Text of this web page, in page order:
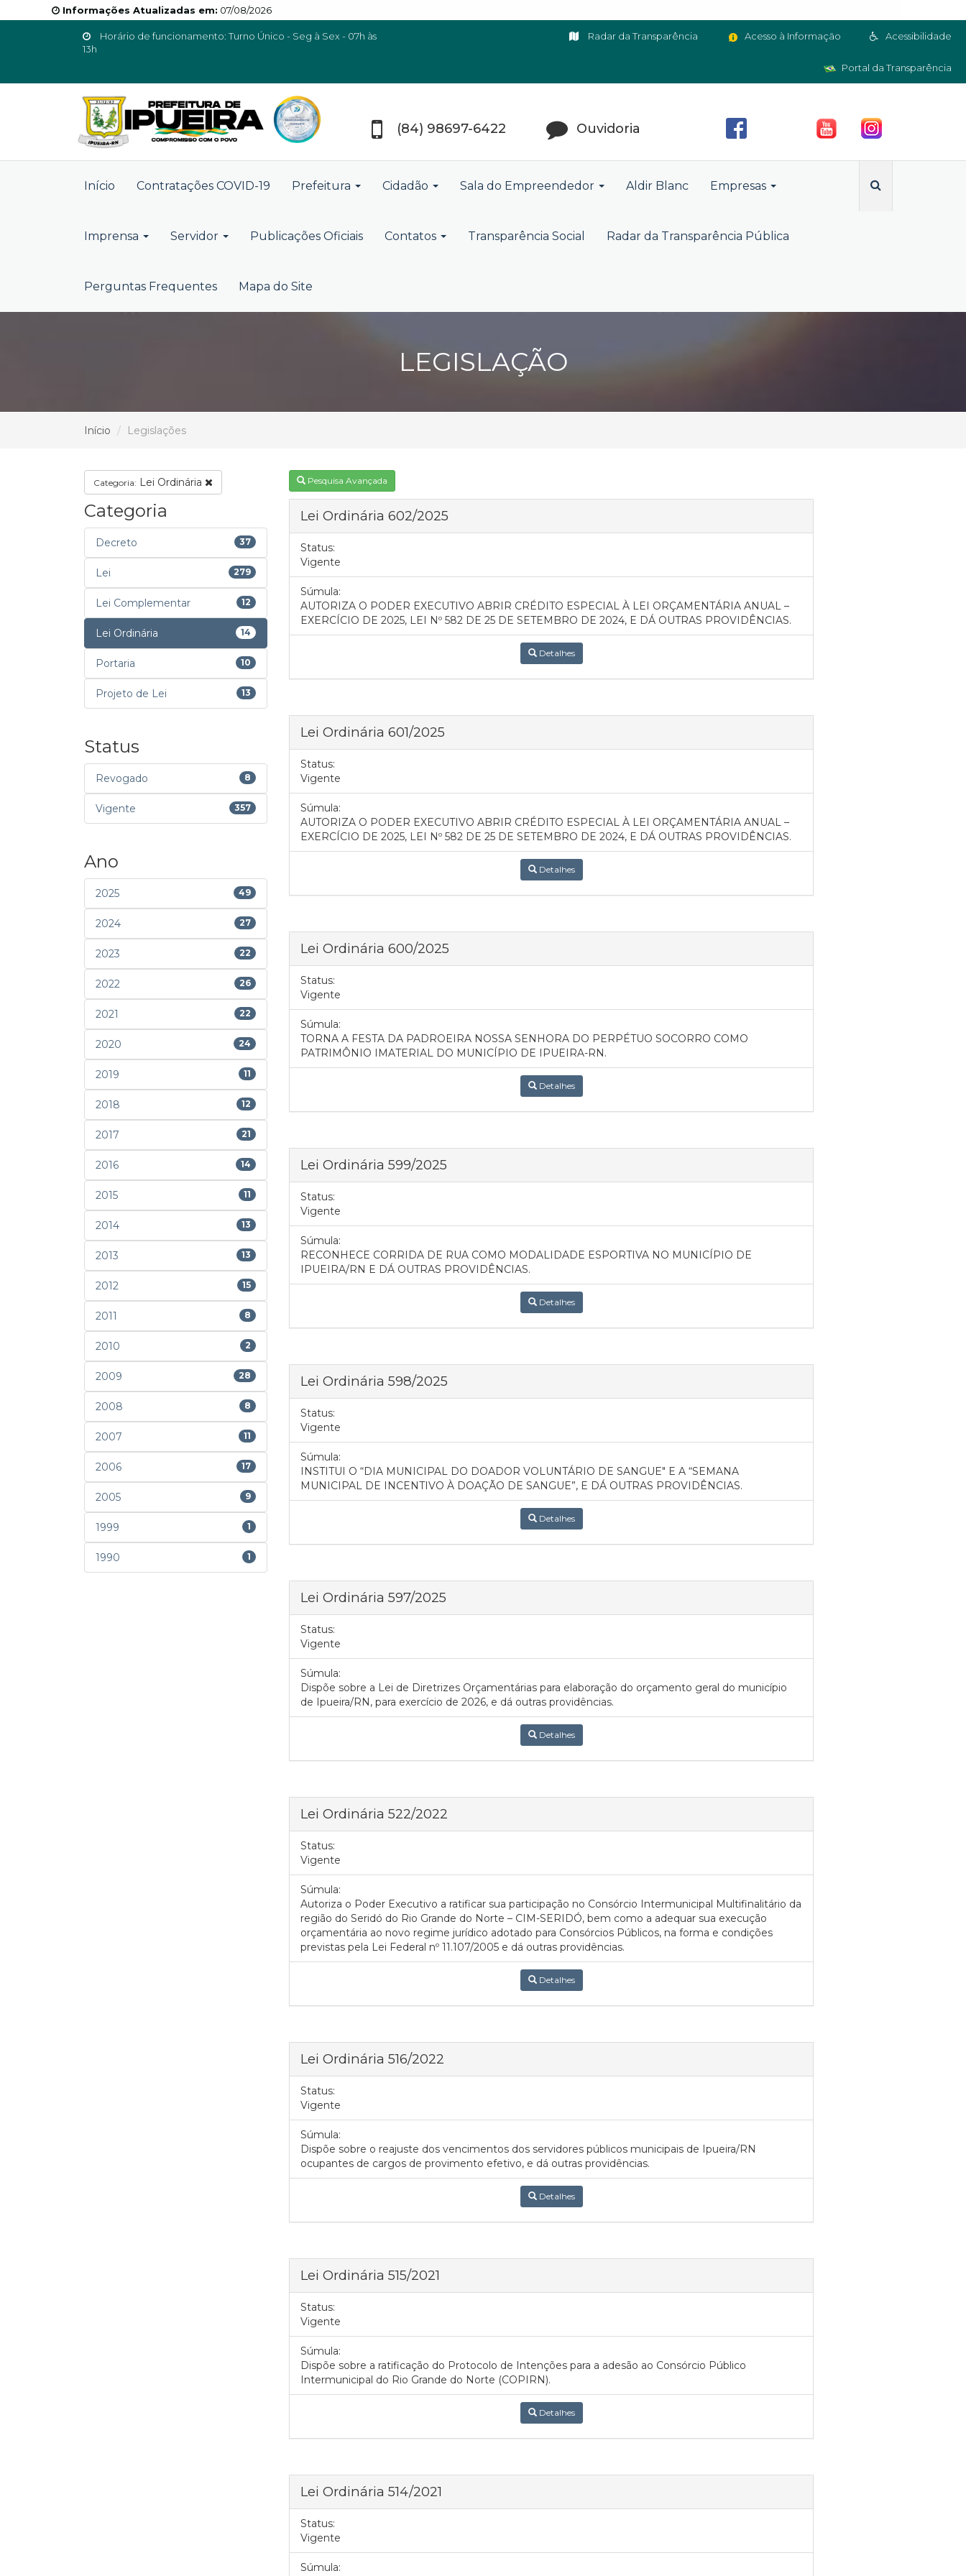
Informações Atualizadas em: 07/08/2026
Horário de funcionamento: Turno Único - Seg à Sex - 07h às
13h
Acessibilidade
Acesso à Informação
Radar da Transparência
Portal da Transparência
(84) 98697-6422 Ouvidoria
Início Contratações COVID-19 Prefeitura Cidadão Sala do Empreendedor Aldir Blanc Empresas
Imprensa Servidor Publicações Oficiais Contatos Transparência Social Radar da Transparência Pública
Perguntas Frequentes Mapa do Site
LEGISLAÇÃO
Início Legislações
Categoria: Lei Ordinária
Categoria
Decreto 37
Lei 279
Lei Complementar 12
Lei Ordinária 14
Portaria 10
Projeto de Lei 13
Status
Revogado 8
Vigente 357
Ano
2025 49
2024 27
2023 22
2022 26
2021 22
2020 24
2019 11
2018 12
2017 21
2016 14
2015 11
2014 13
2013 13
2012 15
2011 8
2010 2
2009 28
2008 8
2007 11
2006 17
2005 9
1999 1
1990 1
Pesquisa Avançada
Lei Ordinária 602/2025
Status:
Vigente
Súmula:
AUTORIZA O PODER EXECUTIVO ABRIR CRÉDITO ESPECIAL À LEI ORÇAMENTÁRIA ANUAL –
EXERCÍCIO DE 2025, LEI Nº 582 DE 25 DE SETEMBRO DE 2024, E DÁ OUTRAS PROVIDÊNCIAS.
Detalhes
Lei Ordinária 601/2025
Status:
Vigente
Súmula:
AUTORIZA O PODER EXECUTIVO ABRIR CRÉDITO ESPECIAL À LEI ORÇAMENTÁRIA ANUAL –
EXERCÍCIO DE 2025, LEI Nº 582 DE 25 DE SETEMBRO DE 2024, E DÁ OUTRAS PROVIDÊNCIAS.
Detalhes
Lei Ordinária 600/2025
Status:
Vigente
Súmula:
TORNA A FESTA DA PADROEIRA NOSSA SENHORA DO PERPÉTUO SOCORRO COMO
PATRIMÔNIO IMATERIAL DO MUNICÍPIO DE IPUEIRA-RN.
Detalhes
Lei Ordinária 599/2025
Status:
Vigente
Súmula:
RECONHECE CORRIDA DE RUA COMO MODALIDADE ESPORTIVA NO MUNICÍPIO DE
IPUEIRA/RN E DÁ OUTRAS PROVIDÊNCIAS.
Detalhes
Lei Ordinária 598/2025
Status:
Vigente
Súmula:
INSTITUI O “DIA MUNICIPAL DO DOADOR VOLUNTÁRIO DE SANGUE" E A “SEMANA
MUNICIPAL DE INCENTIVO À DOAÇÃO DE SANGUE”, E DÁ OUTRAS PROVIDÊNCIAS.
Detalhes
Lei Ordinária 597/2025
Status:
Vigente
Súmula:
Dispõe sobre a Lei de Diretrizes Orçamentárias para elaboração do orçamento geral do município
de Ipueira/RN, para exercício de 2026, e dá outras providências.
Detalhes
Lei Ordinária 522/2022
Status:
Vigente
Súmula:
Autoriza o Poder Executivo a ratificar sua participação no Consórcio Intermunicipal Multifinalitário da
região do Seridó do Rio Grande do Norte – CIM-SERIDÓ, bem como a adequar sua execução
orçamentária ao novo regime jurídico adotado para Consórcios Públicos, na forma e condições
previstas pela Lei Federal nº 11.107/2005 e dá outras providências.
Detalhes
Lei Ordinária 516/2022
Status:
Vigente
Súmula:
Dispõe sobre o reajuste dos vencimentos dos servidores públicos municipais de Ipueira/RN
ocupantes de cargos de provimento efetivo, e dá outras providências.
Detalhes
Lei Ordinária 515/2021
Status:
Vigente
Súmula:
Dispõe sobre a ratificação do Protocolo de Intenções para a adesão ao Consórcio Público
Intermunicipal do Rio Grande do Norte (COPIRN).
Detalhes
Lei Ordinária 514/2021
Status:
Vigente
Súmula: